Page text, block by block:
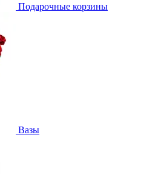
Подарочные корзины
Вазы